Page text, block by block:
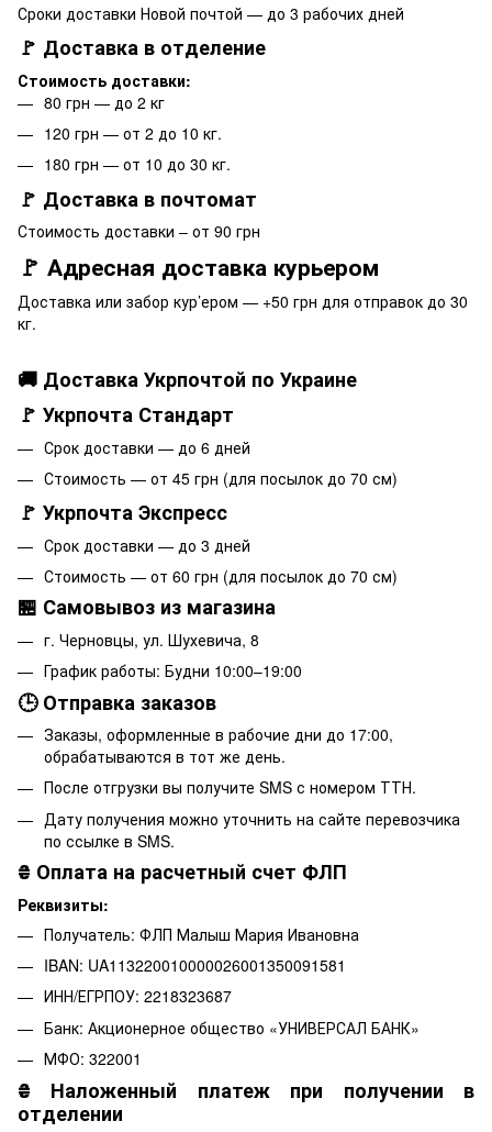
Сроки доставки Новой почтой — до 3 рабочих дней
🚩 Доставка в отделение
Стоимость доставки:
80 грн — до 2 кг
120 грн — от 2 до 10 кг.
180 грн — от 10 до 30 кг.
🚩 Доставка в почтомат
Стоимость доставки – от 90 грн
🚩 Адресная доставка курьером
Доставка или забор кур’ером — +50 грн для отправок до 30
кг.
🚚 Доставка Укрпочтой по Украине
🚩 Укрпочта Стандарт
Срок доставки — до 6 дней
Стоимость — от 45 грн (для посылок до 70 см)
🚩 Укрпочта Экспресс
Срок доставки — до 3 дней
Стоимость — от 60 грн (для посылок до 70 см)
🏪 Самовывоз из магазина
г. Черновцы, ул. Шухевича, 8
График работы: Будни 10:00–19:00
🕒 Отправка заказов
Заказы, оформленные в рабочие дни до 17:00,
обрабатываются в тот же день.
После отгрузки вы получите SMS с номером ТТН.
Дату получения можно уточнить на сайте перевозчика
по ссылке в SMS.
₴ Оплата на расчетный счет ФЛП
Реквизиты:
Получатель: ФЛП Малыш Мария Ивановна
IBAN: UA113220010000026001350091581
ИНН/ЕГРПОУ: 2218323687
Банк: Акционерное общество «УНИВЕРСАЛ БАНК»
МФО: 322001
₴ Наложенный платеж при получении в
отделении